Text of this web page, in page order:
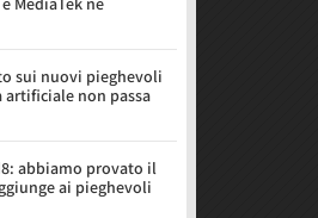
sui nuovi pieghevoli
non passa
abbiamo provato il
ai pieghevoli